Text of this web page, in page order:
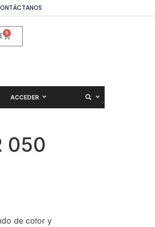
0
ACCEDER
050
de color y